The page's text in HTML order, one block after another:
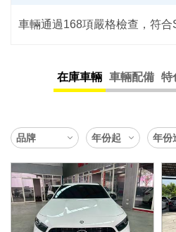
車輛通過168項嚴格檢查，符
在庫車輛 車輛配備 特